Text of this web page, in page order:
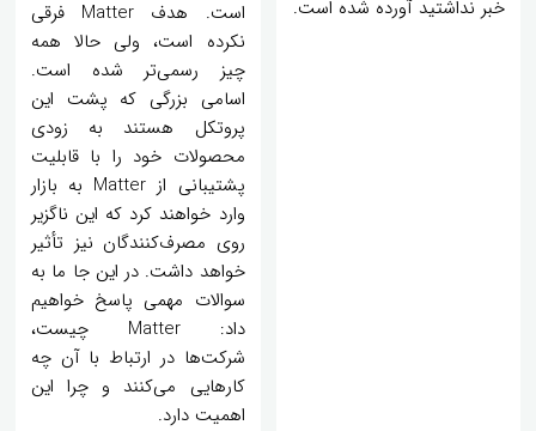
خبر نداشتید آورده شده است.
است. هدف Matter فرقی
نکرده است، ولی حالا همه
چیز رسمی‌تر شده است.
اسامی بزرگی که پشت این
پروتکل هستند به زودی
محصولات خود را با قابلیت
پشتیبانی از Matter به بازار
وارد خواهند کرد که این ناگزیر
روی مصرف‌کنندگان نیز تأثیر
خواهد داشت. در این جا ما به
سوالات مهمی پاسخ خواهیم
داد: Matter چیست،
شرکت‌ها در ارتباط با آن چه
کارهایی می‌کنند و چرا این
اهمیت دارد.